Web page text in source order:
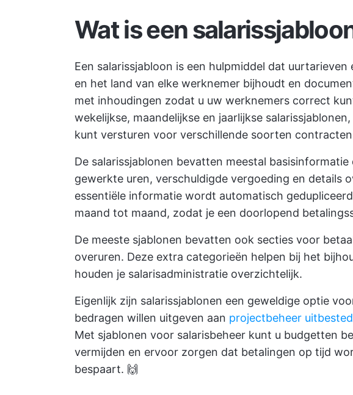
Wat is een
Een salarissjabloon is een hulpmiddel dat
en het land van elke werknemer bijhoudt en
met inhoudingen zodat u uw werknemers correct
wekelijkse, maandelijkse en jaarlijkse
kunt versturen voor verschillende soorten
De salarissjablonen bevatten meestal
gewerkte uren, verschuldigde vergoeding en details
essentiële informatie wordt automatisch
maand tot maand, zodat je een doorlopend
De meeste sjablonen bevatten ook secties voor
overuren. Deze extra categorieën helpen bij het
houden je salarisadministratie overzichtelijk.
Eigenlijk zijn salarissjablonen een geweldige optie
bedragen willen uitgeven aan projectbeheer
Met sjablonen voor salarisbeheer kunt u budgetten
vermijden en ervoor zorgen dat betalingen op tijd
bespaart. 🙌